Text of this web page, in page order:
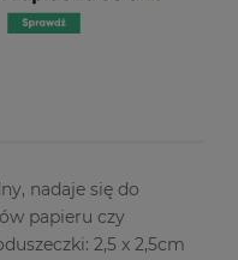
nadaje się do
papieru czy
2,5 x 2,5cm